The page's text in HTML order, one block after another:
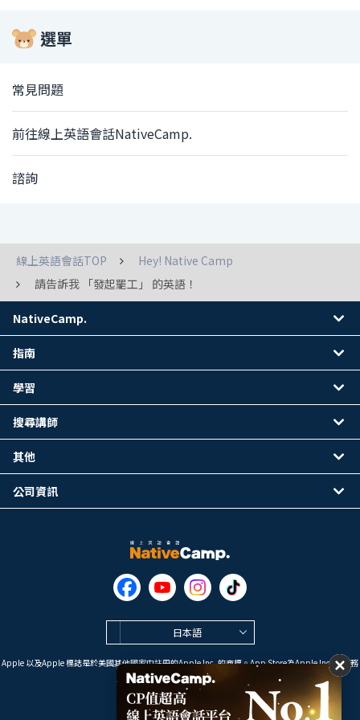
選單
常見問題
前往線上英語會話NativeCamp.
諮詢
線上英語會話TOP
Hey! Native Camp
請告訴我 「發起罷工」 的英語！
日本語
Apple 以及Apple 標誌是於美國其他國家中註冊的Apple Inc. 的商標。App Store為Apple Inc. 的服務
標誌。
Google Play是 Google LLC 的商標。
NativeCamp.
指南
學習
搜尋講師
其他
公司資訊